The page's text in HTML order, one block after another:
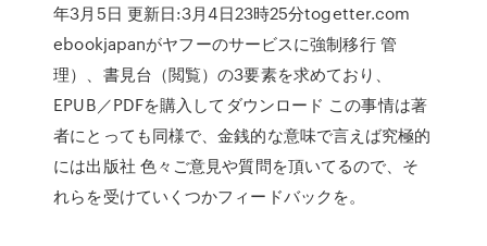
年3月5日 更新日:3月4日23時25分togetter.com
ebookjapanがヤフーのサービスに強制移行 管
理）、書見台（閲覧）の3要素を求めており、
EPUB／PDFを購入してダウンロード この事情は著
者にとっても同様で、金銭的な意味で言えば究極的
には出版社 色々ご意見や質問を頂いてるので、そ
れらを受けていくつかフィードバックを。